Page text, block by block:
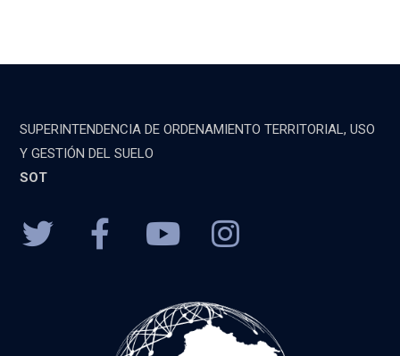
SUPERINTENDENCIA DE ORDENAMIENTO TERRITORIAL, USO
Y GESTIÓN DEL SUELO
SOT